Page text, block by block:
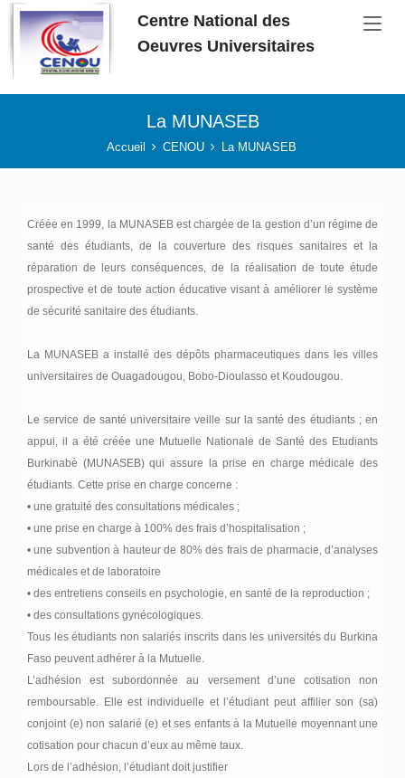
Aller au contenu principal
Centre National des
Oeuvres Universitaires
La MUNASEB
Accueil CENOU La MUNASEB
Créée en 1999, la MUNASEB est chargée de la gestion d’un régime de
santé des étudiants, de la couverture des risques sanitaires et la
réparation de leurs conséquences, de la réalisation de toute étude
prospective et de toute action éducative visant à améliorer le système
de sécurité sanitaire des étudiants.
La MUNASEB a installé des dépôts pharmaceutiques dans les villes
universitaires de Ouagadougou, Bobo-Dioulasso et Koudougou.
Le service de santé universitaire veille sur la santé des étudiants ; en
appui, il a été créée une Mutuelle Nationale de Santé des Etudiants
Burkinabè (MUNASEB) qui assure la prise en charge médicale des
étudiants. Cette prise en charge concerne :
• une gratuité des consultations médicales ;
• une prise en charge à 100% des frais d’hospitalisation ;
• une subvention à hauteur de 80% des frais de pharmacie, d’analyses
médicales et de laboratoire
• des entretiens conseils en psychologie, en santé de la reproduction ;
• des consultations gynécologiques.
Tous les étudiants non salariés inscrits dans les universités du Burkina
Faso peuvent adhérer à la Mutuelle.
L’adhésion est subordonnée au versement d’une cotisation non
remboursable. Elle est individuelle et l’étudiant peut affilier son (sa)
conjoint (e) non salarié (e) et ses enfants à la Mutuelle moyennant une
cotisation pour chacun d’eux au même taux.
Lors de l’adhésion, l’étudiant doit justifier